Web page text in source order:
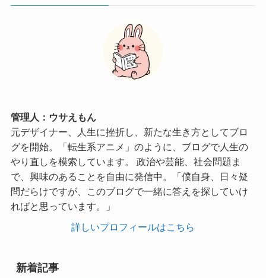
管理人：ウサえもん
元デザイナー、人生に挫折し、新たな生き方としてブロ
グを開始。「転生系アニメ」のように、ブログで人生の
やり直しを模索しています。 政治や芸能、社会問題ま
で、興味のあることを自由に発信中。「僕自身、日々疑
問だらけですが、このブログで一緒に答えを探していけ
ればと思っています。」
詳しいプロフィールはこちら
新着記事